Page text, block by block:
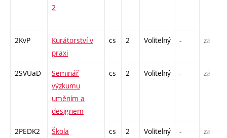
2
2KvP
Kurátorství v
praxi
cs 2 Volitelný - zá
2SVUaD
Seminář
výzkumu
uměním a
designem
cs 2 Volitelný - zá
2PEDK2
Škola
cs 2 Volitelný - zá